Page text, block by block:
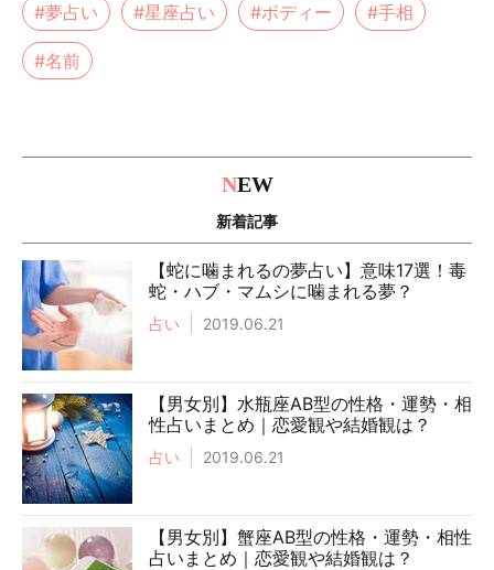
#夢占い #星座占い #ボディー #手相
#名前
NEW
新着記事
【蛇に噛まれるの夢占い】意味17選！毒
蛇・ハブ・マムシに噛まれる夢？
占い 2019.06.21
【男女別】水瓶座AB型の性格・運勢・相
性占いまとめ｜恋愛観や結婚観は？
占い 2019.06.21
【男女別】蟹座AB型の性格・運勢・相性
占いまとめ｜恋愛観や結婚観は？